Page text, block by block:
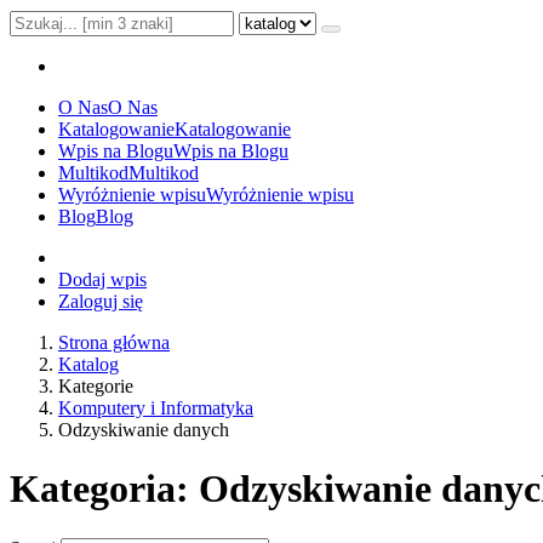
O NasO Nas
KatalogowanieKatalogowanie
Wpis na BloguWpis na Blogu
MultikodMultikod
Wyróżnienie wpisuWyróżnienie wpisu
BlogBlog
Dodaj wpis
Zaloguj się
Strona główna
Katalog
Kategorie
Komputery i Informatyka
Odzyskiwanie danych
Kategoria: Odzyskiwanie